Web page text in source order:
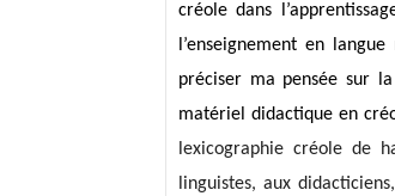
créole dans
l’enseignement en
préciser ma pensée sur
matériel didactique en
lexicographie créole de
linguistes, aux